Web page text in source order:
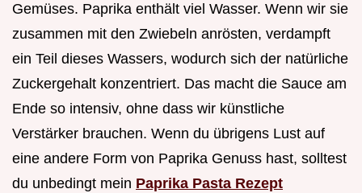
Gemüses. Paprika enthält viel Wasser. Wenn wir sie
zusammen mit den Zwiebeln anrösten, verdampft
ein Teil dieses Wassers, wodurch sich der natürliche
Zuckergehalt konzentriert. Das macht die Sauce am
Ende so intensiv, ohne dass wir künstliche
Verstärker brauchen. Wenn du übrigens Lust auf
eine andere Form von Paprika Genuss hast, solltest
du unbedingt mein Paprika Pasta Rezept